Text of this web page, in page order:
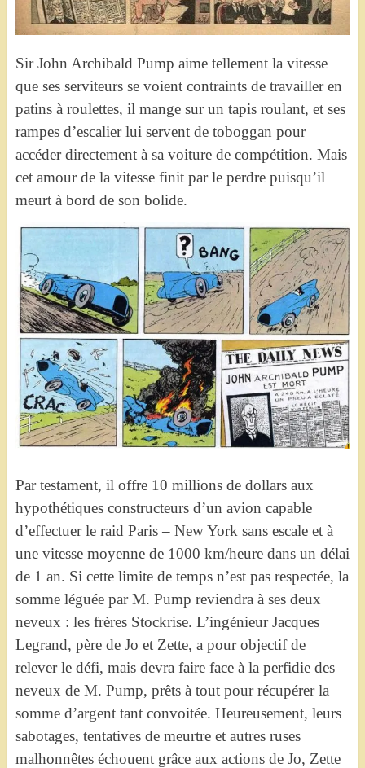
Sir John Archibald Pump aime tellement la vitesse
que ses serviteurs se voient contraints de travailler en
patins à roulettes, il mange sur un tapis roulant, et ses
rampes d’escalier lui servent de toboggan pour
accéder directement à sa voiture de compétition. Mais
cet amour de la vitesse finit par le perdre puisqu’il
meurt à bord de son bolide.
Par testament, il offre 10 millions de dollars aux
hypothétiques constructeurs d’un avion capable
d’effectuer le raid Paris – New York sans escale et à
une vitesse moyenne de 1000 km/heure dans un délai
de 1 an. Si cette limite de temps n’est pas respectée, la
somme léguée par M. Pump reviendra à ses deux
neveux : les frères Stockrise. L’ingénieur Jacques
Legrand, père de Jo et Zette, a pour objectif de
relever le défi, mais devra faire face à la perfidie des
neveux de M. Pump, prêts à tout pour récupérer la
somme d’argent tant convoitée. Heureusement, leurs
sabotages, tentatives de meurtre et autres ruses
malhonnêtes échouent grâce aux actions de Jo, Zette